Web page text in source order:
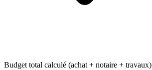
Budget total calculé (achat + notaire + travaux)